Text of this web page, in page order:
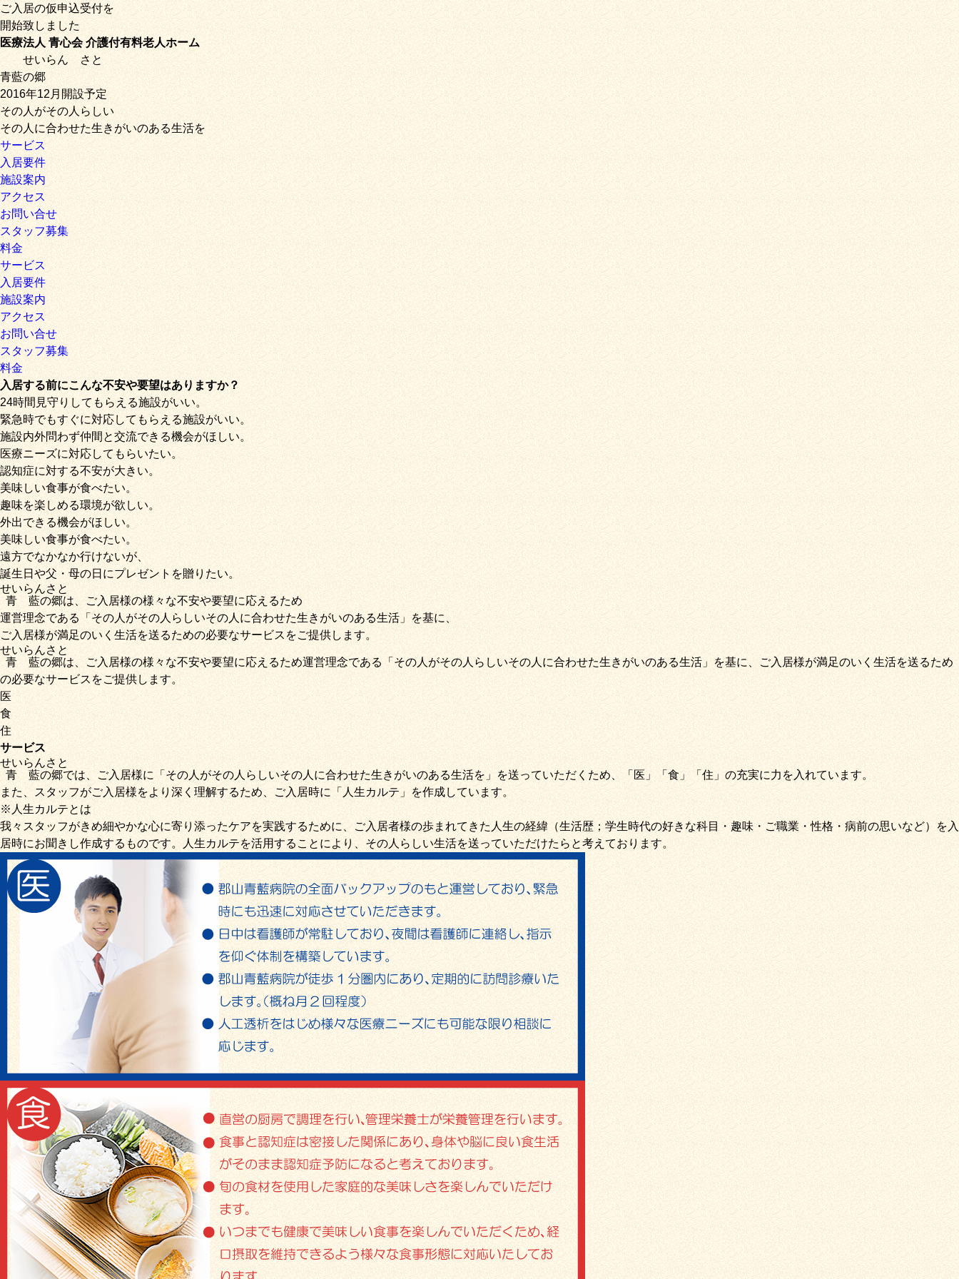
ご入居の仮申込受付を
開始致しました
医療法人 青心会 介護付有料老人ホーム
せいらんさと
青藍の郷
2016年12月開設予定
その人がその人らしい
その人に合わせた生きがいのある生活を
サービス
入居要件
施設案内
アクセス
お問い合せ
スタッフ募集
料金
サービス
入居要件
施設案内
アクセス
お問い合せ
スタッフ募集
料金
入居する前にこんな不安や要望はありますか？
24時間見守りしてもらえる施設がいい。
緊急時でもすぐに対応してもらえる施設がいい。
施設内外問わず仲間と交流できる機会がほしい。
医療ニーズに対応してもらいたい。
認知症に対する不安が大きい。
美味しい食事が食べたい。
趣味を楽しめる環境が欲しい。
外出できる機会がほしい。
美味しい食事が食べたい。
遠方でなかなか行けないが、
誕生日や父・母の日にプレゼントを贈りたい。
青藍
せいらん
の郷
さと
は、ご入居様の様々な不安や要望に応えるため
運営理念である「その人がその人らしいその人に合わせた生きがいのある生活」を基に、
ご入居様が満足のいく生活を送るための必要なサービスをご提供します。
青藍
せいらん
の郷
さと
は、ご入居様の様々な不安や要望に応えるため運営理念である 「その人がその人らしいその人に合わせた生きがいのある生活」を基に、ご入居様が満足のいく生活を送るため
の必要なサービスをご提供します。
医
食
住
サービス
青藍
せいらん
の郷
さと
では、ご入居様に「 その人がその人らしいその人に合わせた生きがいのある生活を」を送っていただくため、「医」「食」「住」の充実に力を入れています。
また、スタッフがご入居様をより深く理解するため、ご入居時に「人生カルテ」を作成しています。
※人生カルテとは
我々スタッフがきめ細やかな心に寄り添ったケアを実践するために、ご入居者様の歩まれてきた人生の経緯（生活歴；学生時代の好きな科目・趣味・ご職業・性格・病前の思いなど）を入
居時にお聞きし作成するものです。人生カルテを活用することにより、その人らしい生活を送っていただけたらと考えております。